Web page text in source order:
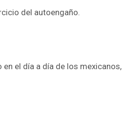
del autoengaño.
el día a día de los mexicanos,